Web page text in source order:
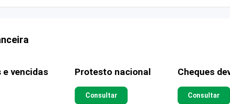
e vencidas Protesto nacional
Consultar
Cheques
Consultar